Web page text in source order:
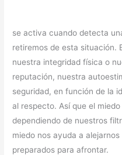
se activa cuando detecta
retiremos de esta situación.
nuestra integridad física o
reputación, nuestra
seguridad, en función de la
al respecto. Así que el
dependiendo de nuestros
miedo nos ayuda a
preparados para afrontar.